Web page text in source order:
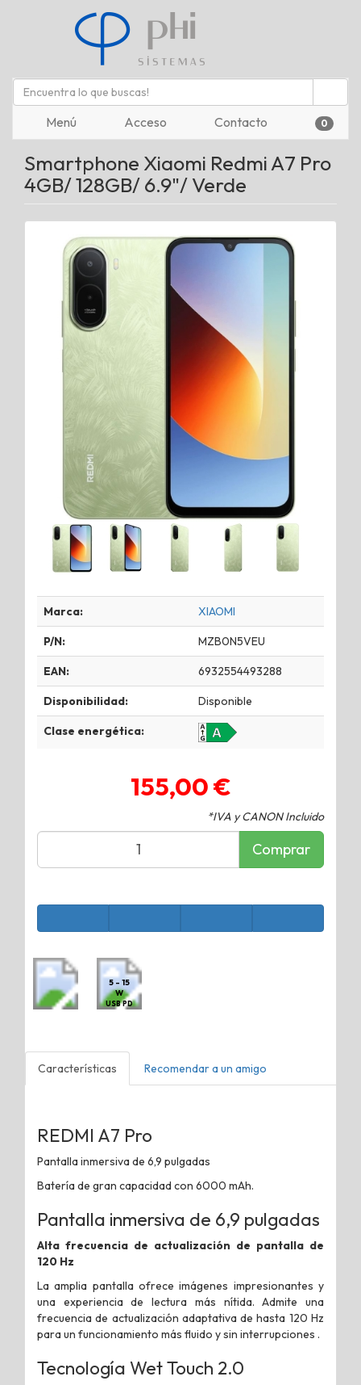
Menú Acceso Contacto 0
Smartphone Xiaomi Redmi A7 Pro
4GB/ 128GB/ 6.9"/ Verde
Marca: XIAOMI
P/N: MZB0N5VEU
EAN: 6932554493288
Disponibilidad: Disponible
Clase energética:
155,00 €
*IVA y CANON Incluido
Comprar
5 - 15
W
USB PD
Características Recomendar a un amigo
REDMI A7 Pro
Pantalla inmersiva de 6,9 ​​pulgadas
Batería de gran capacidad con 6000 mAh.
Pantalla inmersiva de 6,9 ​​pulgadas
Alta frecuencia de actualización de pantalla de
120 Hz
La amplia pantalla ofrece imágenes impresionantes y
una experiencia de lectura más nítida. Admite una
frecuencia de actualización adaptativa de hasta 120 Hz
para un funcionamiento más fluido y sin interrupciones .
Tecnología Wet Touch 2.0